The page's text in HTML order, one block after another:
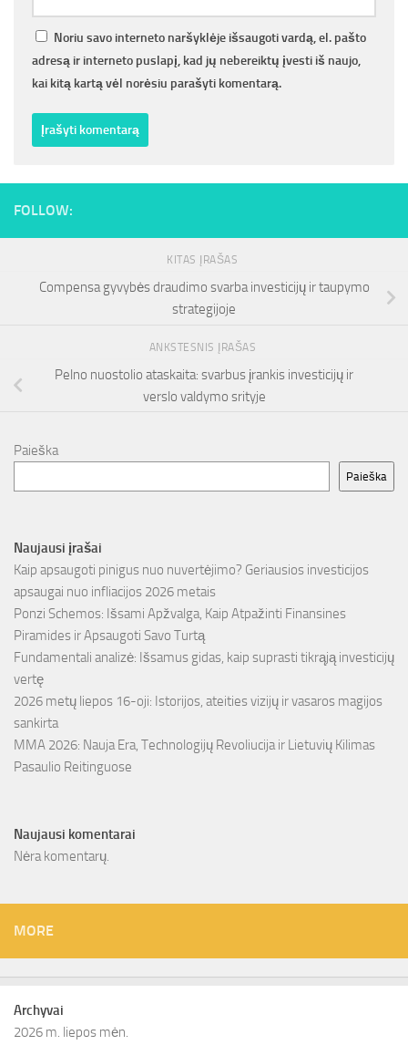
Noriu savo interneto naršyklėje išsaugoti vardą, el. pašto
adresą ir interneto puslapį, kad jų nebereiktų įvesti iš naujo,
kai kitą kartą vėl norėsiu parašyti komentarą.
FOLLOW:
KITAS ĮRAŠAS
Compensa gyvybės draudimo svarba investicijų ir taupymo
strategijoje
ANKSTESNIS ĮRAŠAS
Pelno nuostolio ataskaita: svarbus įrankis investicijų ir
verslo valdymo srityje
Paieška
Paieška
Naujausi įrašai
Kaip apsaugoti pinigus nuo nuvertėjimo? Geriausios investicijos
apsaugai nuo infliacijos 2026 metais
Ponzi Schemos: Išsami Apžvalga, Kaip Atpažinti Finansines
Piramides ir Apsaugoti Savo Turtą
Fundamentali analizė: Išsamus gidas, kaip suprasti tikrąją investicijų
vertę
2026 metų liepos 16-oji: Istorijos, ateities vizijų ir vasaros magijos
sankirta
MMA 2026: Nauja Era, Technologijų Revoliucija ir Lietuvių Kilimas
Pasaulio Reitinguose
Naujausi komentarai
Nėra komentarų.
MORE
Archyvai
2026 m. liepos mėn.